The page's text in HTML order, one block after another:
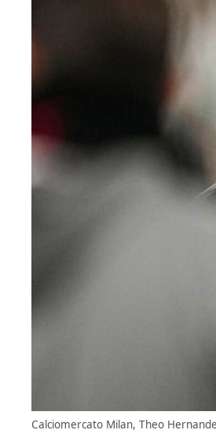
Calciomercato Milan, Theo